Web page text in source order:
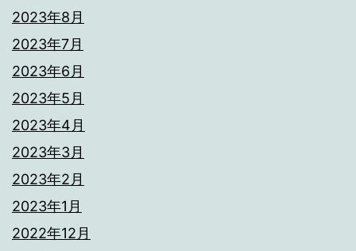
2023年8月
2023年7月
2023年6月
2023年5月
2023年4月
2023年3月
2023年2月
2023年1月
2022年12月